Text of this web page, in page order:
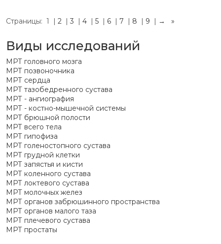
Страницы: 1 | 2 | 3 | 4 | 5 | 6 | 7 | 8 | 9 | → »
Виды исследований
МРТ головного мозга
МРТ позвоночника
МРТ сердца
МРТ тазобедренного сустава
МРТ - ангиография
МРТ - костно-мышечной системы
МРТ брюшной полости
МРТ всего тела
МРТ гипофиза
МРТ голеностопного сустава
МРТ грудной клетки
МРТ запястья и кисти
МРТ коленного сустава
МРТ локтевого сустава
МРТ молочных желез
МРТ органов забрюшинного пространства
МРТ органов малого таза
МРТ плечевого сустава
МРТ простаты